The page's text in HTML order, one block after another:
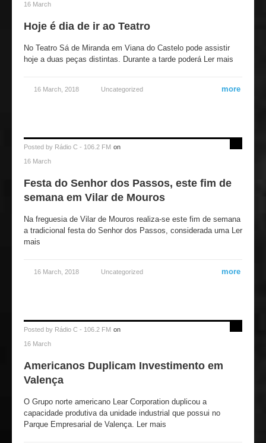
16 March
Hoje é dia de ir ao Teatro
No Teatro Sá de Miranda em Viana do Castelo pode assistir
hoje a duas peças distintas. Durante a tarde poderá Ler mais
16 March, 2018 Uncategorized more
Posted by Rádio C - 106.2 FM on
16 March
Festa do Senhor dos Passos, este fim de
semana em Vilar de Mouros
Na freguesia de Vilar de Mouros realiza-se este fim de semana
a tradicional festa do Senhor dos Passos, considerada uma Ler
mais
16 March, 2018 Uncategorized more
Posted by Rádio C - 106.2 FM on
16 March
Americanos Duplicam Investimento em
Valença
O Grupo norte americano Lear Corporation duplicou a
capacidade produtiva da unidade industrial que possui no
Parque Empresarial de Valença. Ler mais